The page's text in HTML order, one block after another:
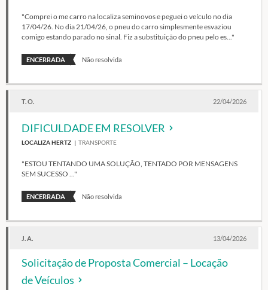
"Comprei o me carro na localiza seminovos e peguei o veículo no dia
17/04/26. No dia 21/04/26, o pneu do carro simplesmente esvaziou
comigo estando parado no sinal. Fiz a substituição do pneu pelo es..."
ENCERRADA Não resolvida
T. O. 22/04/2026
DIFICULDADE EM RESOLVER
LOCALIZA HERTZ TRANSPORTE
"ESTOU TENTANDO UMA SOLUÇÃO, TENTADO POR MENSAGENS
SEM SUCESSO ..."
ENCERRADA Não resolvida
J. A. 13/04/2026
Solicitação de Proposta Comercial – Locação
de Veículos